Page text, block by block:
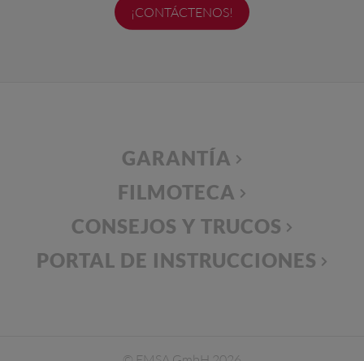
¡CONTÁCTENOS!
GARANTÍA
FILMOTECA
CONSEJOS Y TRUCOS
PORTAL DE INSTRUCCIONES